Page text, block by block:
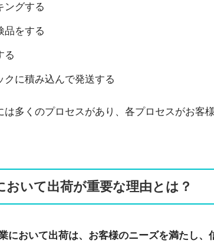
ングする
品をする
る
クに積み込んで発送する
は多くのプロセスがあり、各プロセスがお客
おいて出荷が重要な理由とは？
において出荷は、お客様のニーズを満たし